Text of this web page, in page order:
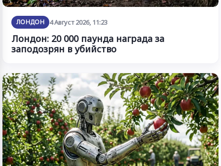
ЛОНДОН 4 Август 2026, 11:23
Лондон: 20 000 паунда награда за
заподозрян в убийство